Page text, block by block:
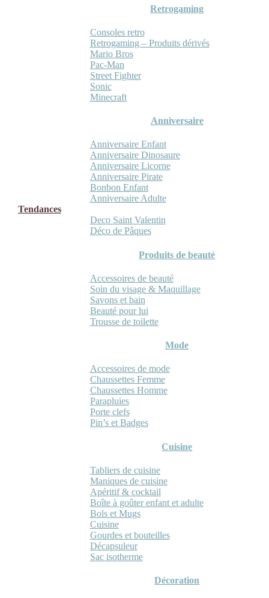
Retrogaming
Consoles retro
Retrogaming – Produits dérivés
Mario Bros
Pac-Man
Street Fighter
Sonic
Minecraft
Anniversaire
Anniversaire Enfant
Anniversaire Dinosaure
Anniversaire Licorne
Anniversaire Pirate
Bonbon Enfant
Anniversaire Adulte
Tendances
Deco Saint Valentin
Déco de Pâques
Produits de beauté
Accessoires de beauté
Soin du visage & Maquillage
Savons et bain
Beauté pour lui
Trousse de toilette
Mode
Accessoires de mode
Chaussettes Femme
Chaussettes Homme
Parapluies
Porte clefs
Pin’s et Badges
Cuisine
Tabliers de cuisine
Maniques de cuisine
Apéritif & cocktail
Boîte à goûter enfant et adulte
Bols et Mugs
Cuisine
Gourdes et bouteilles
Décapsuleur
Sac isotherme
Décoration